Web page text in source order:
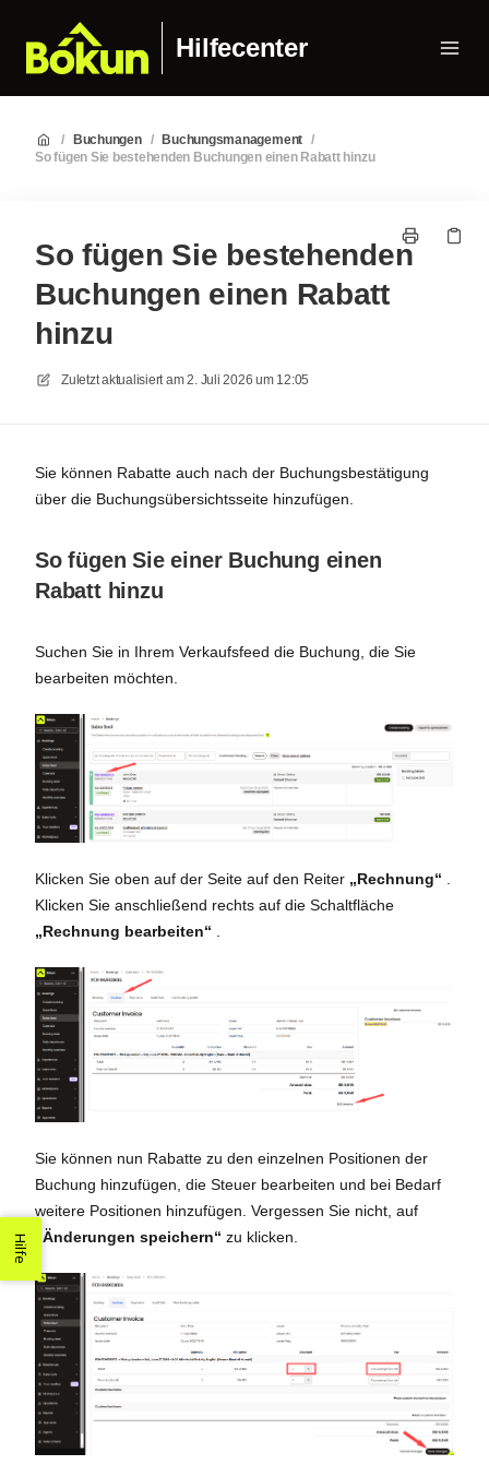
Hilfecenter
/ Buchungen / Buchungsmanagement /
So fügen Sie bestehenden Buchungen einen Rabatt hinzu
So fügen Sie bestehenden
Buchungen einen Rabatt
hinzu
Zuletzt aktualisiert am2. Juli 2026 um 12:05
Sie können Rabatte auch nach der Buchungsbestätigung
über die Buchungsübersichtsseite hinzufügen.
So fügen Sie einer Buchung einen
Rabatt hinzu
Suchen Sie in Ihrem Verkaufsfeed die Buchung, die Sie
bearbeiten möchten.
Klicken Sie oben auf der Seite auf den Reiter „Rechnung“
Klicken Sie anschließend rechts auf die Schaltfläche
„Rechnung bearbeiten“
Sie können nun Rabatte zu den einzelnen Positionen der
Buchung hinzufügen, die Steuer bearbeiten und bei Bedarf
weitere Positionen hinzufügen. Vergessen Sie nicht, auf
„Änderungen speichern“ zu klicken.
Hilfe